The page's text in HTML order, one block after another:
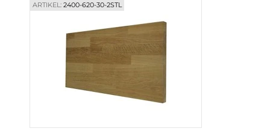
ARTIKEL:2400-620-30-2STL